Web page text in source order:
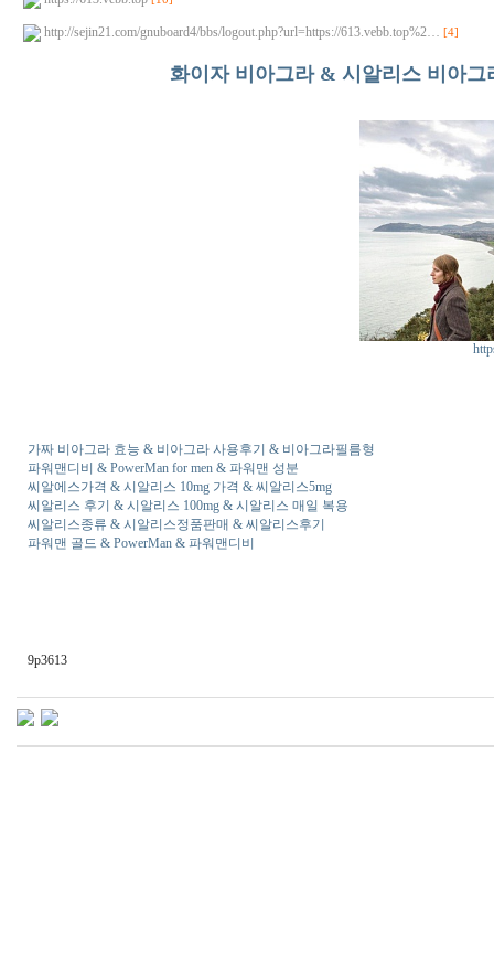
http://sejin21.com/gnuboard4/bbs/logout.php?url=https://613.vebb.top%2… [4]
화이자 비­아그라 & 시알리스 비­아
가짜 비­아그라 효능 & 비­아그라 사용후기 & 비­아그라필름형
파워맨디비 & PowerMan for men & 파워맨 성분
씨알에스가격 & 시­알리스 10mg 가격 & 씨알리스5mg
씨알리스 후기 & 시­알리스 100mg & 시­알리스 매일 복용
씨알리스종류 & 시­알리스정품판매 & 씨알리스후기
파워맨 골드 & PowerMan & 파워맨디비
9p3613